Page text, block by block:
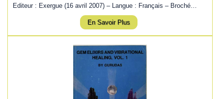
Editeur : Exergue (16 avril 2007) – Langue : Français – Broché…
En Savoir Plus